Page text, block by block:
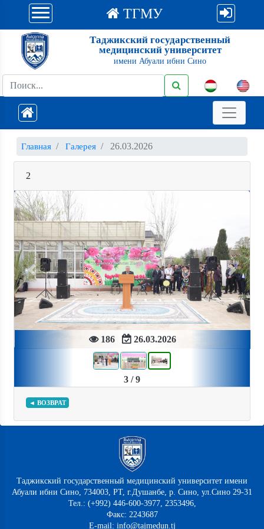
ТГМУ
Таджикский государственный
медицинский университет
имени Абуали ибни Сино
Главная Галерея 26.03.2026
2
186 26.03.2026
Previous Next
3 / 9
◄ ВОЗВРАТ
Таджикский государственный медицинский университет имени
Абуали ибни Сино, 734003, РТ, г.Душанбе, р. Сино, ул.Сино 29-31
Тел.: (+992) 446-600-3977, 2353496,
Факс: 2243687
E-mail: info@tajmedun.tj